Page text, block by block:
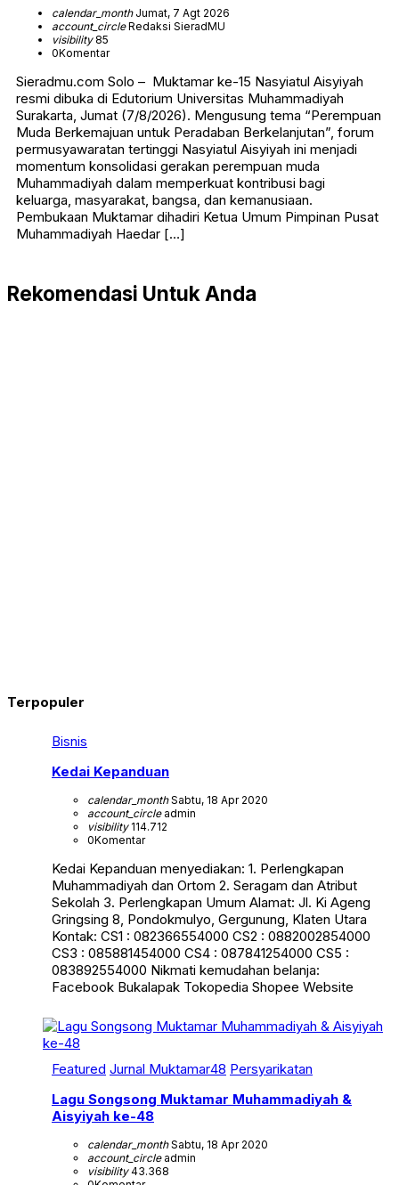
calendar_monthJumat, 7 Agt 2026
account_circleRedaksi SieradMU
visibility85
0Komentar
Sieradmu.com Solo – Muktamar ke-15 Nasyiatul Aisyiyah
resmi dibuka di Edutorium Universitas Muhammadiyah
Surakarta, Jumat (7/8/2026). Mengusung tema “Perempuan
Muda Berkemajuan untuk Peradaban Berkelanjutan”, forum
permusyawaratan tertinggi Nasyiatul Aisyiyah ini menjadi
momentum konsolidasi gerakan perempuan muda
Muhammadiyah dalam memperkuat kontribusi bagi
keluarga, masyarakat, bangsa, dan kemanusiaan.
Pembukaan Muktamar dihadiri Ketua Umum Pimpinan Pusat
Muhammadiyah Haedar […]
Rekomendasi Untuk Anda
Terpopuler
Bisnis
Kedai Kepanduan
calendar_monthSabtu, 18 Apr 2020
account_circleadmin
visibility114.712
0Komentar
Kedai Kepanduan menyediakan: 1. Perlengkapan
Muhammadiyah dan Ortom 2. Seragam dan Atribut
Sekolah 3. Perlengkapan Umum Alamat: Jl. Ki Ageng
Gringsing 8, Pondokmulyo, Gergunung, Klaten Utara
Kontak: CS1 : 082366554000 CS2 : 0882002854000
CS3 : 085881454000 CS4 : 087841254000 CS5 :
083892554000 Nikmati kemudahan belanja:
Facebook Bukalapak Tokopedia Shopee Website
Featured Jurnal Muktamar48 Persyarikatan
Lagu Songsong Muktamar Muhammadiyah &
Aisyiyah ke-48
calendar_monthSabtu, 18 Apr 2020
account_circleadmin
visibility43.368